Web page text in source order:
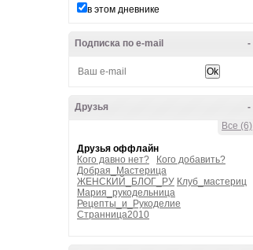
в этом дневнике
-
Подписка по e-mail
-
Друзья
Все (6)
Друзья оффлайн
Кого давно нет?
Кого добавить?
Добрая_Мастерица
ЖЕНСКИЙ_БЛОГ_РУ Клуб_мастериц
Мария_рукодельница
Рецепты_и_Рукоделие
Странница2010